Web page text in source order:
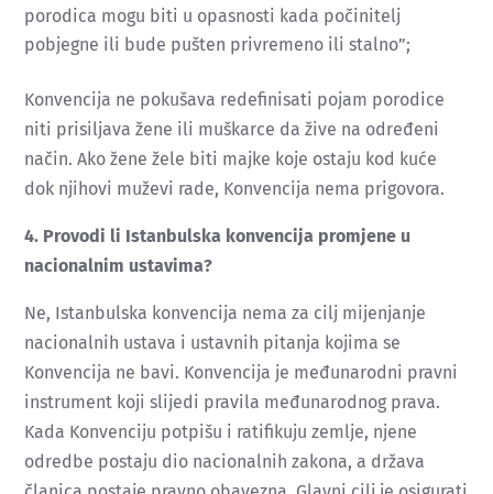
porodica mogu biti u opasnosti kada počinitelj
pobjegne ili bude pušten privremeno ili stalno”;
Konvencija ne pokušava redefinisati pojam porodice
niti prisiljava žene ili muškarce da žive na određeni
način. Ako žene žele biti majke koje ostaju kod kuće
dok njihovi muževi rade, Konvencija nema prigovora.
4. Provodi li Istanbulska konvencija promjene u
nacionalnim ustavima?
Ne, Istanbulska konvencija nema za cilj mijenjanje
nacionalnih ustava i ustavnih pitanja kojima se
Konvencija ne bavi. Konvencija je međunarodni pravni
instrument koji slijedi pravila međunarodnog prava.
Kada Konvenciju potpišu i ratifikuju zemlje, njene
odredbe postaju dio nacionalnih zakona, a država